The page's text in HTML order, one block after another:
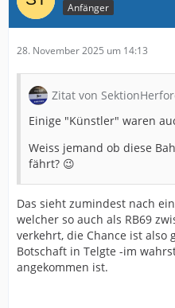
Anfänger
28. November 2025 um 14:13
Zitat von
Einige "Künstler" waren
Weiss jemand ob diese
fährt? 😉
Das sieht zumindest nach
welcher so auch als RB69
verkehrt, die Chance ist also
Botschaft in Telgte -im
angekommen ist.